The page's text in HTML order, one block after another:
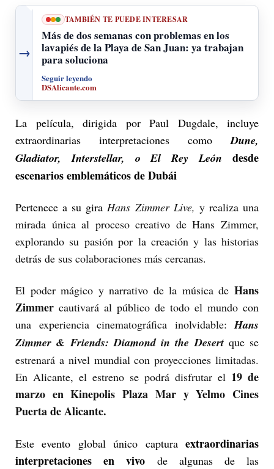
→
TAMBIÉN TE PUEDE INTERESAR
Más de dos semanas con problemas en los
lavapiés de la Playa de San Juan: ya trabajan
para soluciona
Seguir leyendo
DSAlicante.com
La película, dirigida por Paul Dugdale, incluye
extraordinarias interpretaciones como Dune,
Gladiator, Interstellar, o El Rey León desde
escenarios emblemáticos de Dubái
Pertenece a su gira Hans Zimmer Live, y realizauna
mirada única al proceso creativo de Hans Zimmer,
explorando su pasión por la creación y las historias
detrás de sus colaboraciones más cercanas.
El poder mágico y narrativo de la música de Hans
Zimmer cautivará al público de todo el mundo con
una experiencia cinematográfica inolvidable:Hans
Zimmer & Friends: Diamond in the Desert que se
estrenará a nivel mundial con proyecciones limitadas.
En Alicante, el estreno se podrá disfrutar el 19 de
marzo en Kinepolis Plaza Mar y Yelmo Cines
Puerta de Alicante.
Este evento global único captura extraordinarias
interpretaciones en vivo de algunas de las